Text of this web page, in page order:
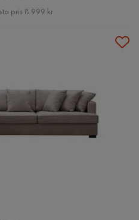
Prispris 8 999 kr